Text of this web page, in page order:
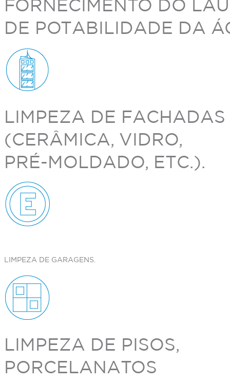
FORNECIMENTO DO
DE POTABILIDADE DA
LIMPEZA DE FACHADAS
(CERÂMICA, VIDRO,
PRÉ-MOLDADO, ETC.).
LIMPEZA DE GARAGENS.
LIMPEZA DE PISOS,
PORCELANATOS